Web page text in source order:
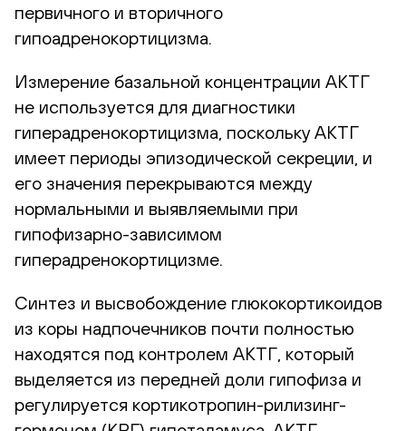
первичного и вторичного
гипоадренокортицизма.
Измерение базальной концентрации АКТГ
не используется для диагностики
гиперадренокортицизма, поскольку АКТГ
имеет периоды эпизодической секреции, и
его значения перекрываются между
нормальными и выявляемыми при
гипофизарно-зависимом
гиперадренокортицизме.
Синтез и высвобождение глюкокортикоидов
из коры надпочечников почти полностью
находятся под контролем АКТГ, который
выделяется из передней доли гипофиза и
регулируется кортикотропин-рилизинг-